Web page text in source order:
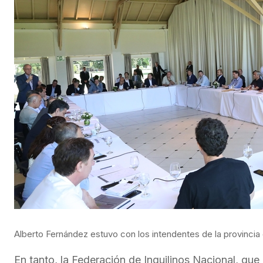
Alberto Fernández estuvo con los intendentes de la
En tanto, la Federación de Inquilinos Nacional,